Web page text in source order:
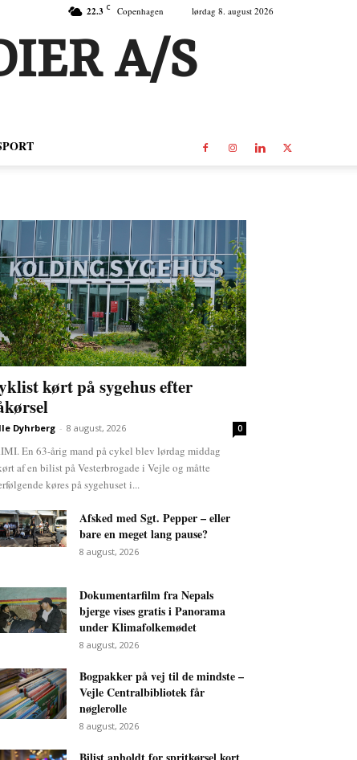
22.3 C Copenhagen lørdag 8. august 2026
A/S
kørt på sygehus efter
Dyhrberg - 8 august, 2026 0
En 63-årig mand på cykel blev lørdag middag
af en bilist på Vesterbrogade i Vejle og måtte
køres på sygehuset i...
Afsked med Sgt. Pepper – eller
bare en meget lang pause?
8 august, 2026
Dokumentarfilm fra Nepals
bjerge vises gratis i Panorama
under Klimafolkemødet
8 august, 2026
Bogpakker på vej til de mindste –
Vejle Centralbibliotek får
nøglerolle
8 august, 2026